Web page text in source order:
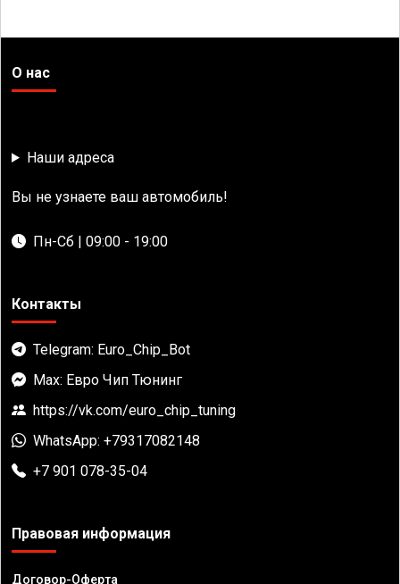
О нас
Наши адреса
Вы не узнаете ваш автомобиль!
Пн-Сб | 09:00 - 19:00
Контакты
Telegram: Euro_Chip_Bot
Max: Евро Чип Тюнинг
https://vk.com/euro_chip_tuning
WhatsApp: +79317082148
+7 901 078-35-04
Правовая информация
Договор-Оферта